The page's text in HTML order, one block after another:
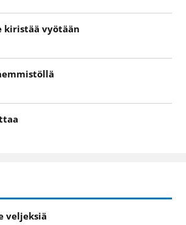
kiristää vyötään
veljeksiä